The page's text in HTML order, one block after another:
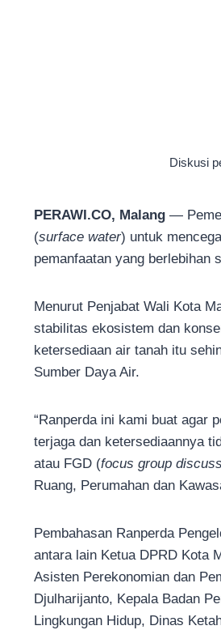
Diskusi
PERAWI.CO, Malang —
(surface water) untuk
pemanfaatan yang berlebihan
Menurut Penjabat Wali Kota
stabilitas ekosistem dan
ketersediaan air tanah itu
Sumber Daya Air.
“Ranperda ini kami buat agar
terjaga dan ketersediaannya
atau FGD (focus group
Ruang, Perumahan dan
Pembahasan Ranperda
antara lain Ketua DPRD Kota
Asisten Perekonomian dan
Djulharijanto, Kepala Badan
Lingkungan Hidup, Dinas